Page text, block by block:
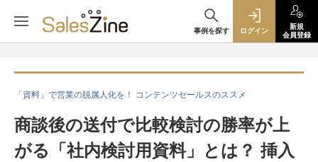
事例を探す ログイン
新規
会員登録
「資料」で営業の脱属人化を！ コンテンツセールスのススメ
商談後の送付で比較検討の勝率が上
がる「社内検討用資料」とは？ 挿入